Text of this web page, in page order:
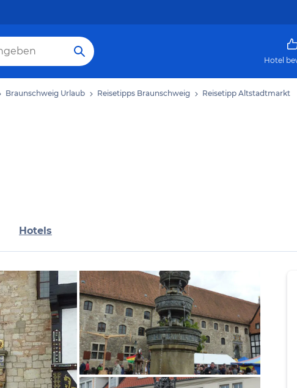
Hotel
Braunschweig Urlaub Reisetipps Braunschweig Reisetipp Altstadtmarkt
Hotels